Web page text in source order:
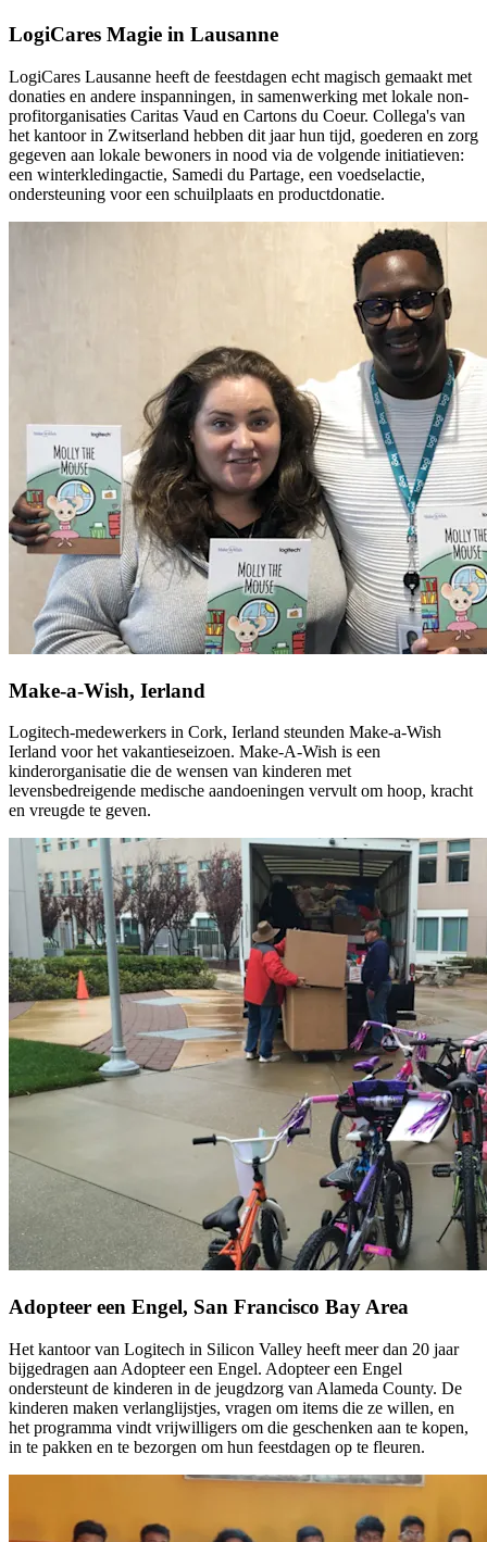
LogiCares Magie in Lausanne
LogiCares Lausanne heeft de feestdagen echt magisch gemaakt met
donaties en andere inspanningen, in samenwerking met lokale non-
profitorganisaties Caritas Vaud en Cartons du Coeur. Collega's van
het kantoor in Zwitserland hebben dit jaar hun tijd, goederen en zorg
gegeven aan lokale bewoners in nood via de volgende initiatieven:
een winterkledingactie, Samedi du Partage, een voedselactie,
ondersteuning voor een schuilplaats en productdonatie.
Make-a-Wish, Ierland
Logitech-medewerkers in Cork, Ierland steunden Make-a-Wish
Ierland voor het vakantieseizoen. Make-A-Wish is een
kinderorganisatie die de wensen van kinderen met
levensbedreigende medische aandoeningen vervult om hoop, kracht
en vreugde te geven.
Adopteer een Engel, San Francisco Bay Area
Het kantoor van Logitech in Silicon Valley heeft meer dan 20 jaar
bijgedragen aan Adopteer een Engel. Adopteer een Engel
ondersteunt de kinderen in de jeugdzorg van Alameda County. De
kinderen maken verlanglijstjes, vragen om items die ze willen, en
het programma vindt vrijwilligers om die geschenken aan te kopen,
in te pakken en te bezorgen om hun feestdagen op te fleuren.